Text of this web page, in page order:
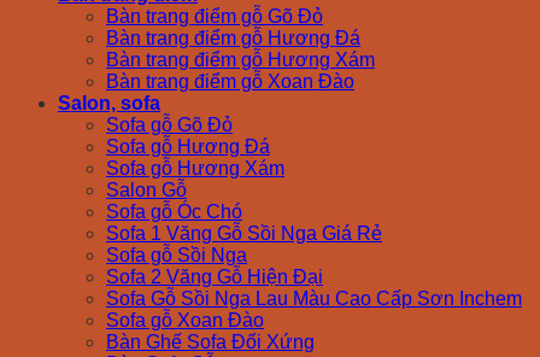
Bàn trang điểm gỗ Gõ Đỏ
Bàn trang điểm gỗ Hương Đá
Bàn trang điểm gỗ Hương Xám
Bàn trang điểm gỗ Xoan Đào
Salon, sofa
Sofa gỗ Gõ Đỏ
Sofa gỗ Hương Đá
Sofa gỗ Hương Xám
Salon Gỗ
Sofa gỗ Óc Chó
Sofa 1 Văng Gỗ Sồi Nga Giá Rẻ
Sofa gỗ Sồi Nga
Sofa 2 Văng Gỗ Hiện Đại
Sofa Gỗ Sồi Nga Lau Màu Cao Cấp Sơn Inchem
Sofa gỗ Xoan Đào
Bàn Ghế Sofa Đối Xứng